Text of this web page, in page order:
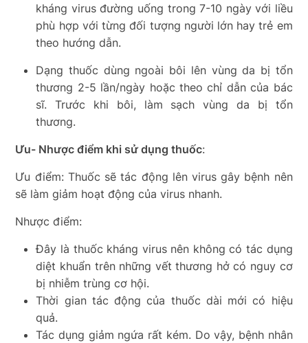
kháng virus đường uống trong 7-10 ngày với liều
phù hợp với từng đối tượng người lớn hay trẻ em
theo hướng dẫn.
Dạng thuốc dùng ngoài bôi lên vùng da bị tổn
thương 2-5 lần/ngày hoặc theo chỉ dẫn của bác
sĩ. Trước khi bôi, làm sạch vùng da bị tổn
thương.
Ưu- Nhược điểm khi sử dụng thuốc:
Ưu điểm: Thuốc sẽ tác động lên virus gây bệnh nên
sẽ làm giảm hoạt động của virus nhanh.
Nhược điểm:
Đây là thuốc kháng virus nên không có tác dụng
diệt khuẩn trên những vết thương hở có nguy cơ
bị nhiễm trùng cơ hội.
Thời gian tác động của thuốc dài mới có hiệu
quả.
Tác dụng giảm ngứa rất kém. Do vậy, bệnh nhân